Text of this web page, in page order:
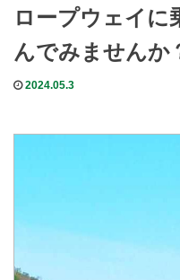
ロープウェイに
んでみませんか
2024.05.3